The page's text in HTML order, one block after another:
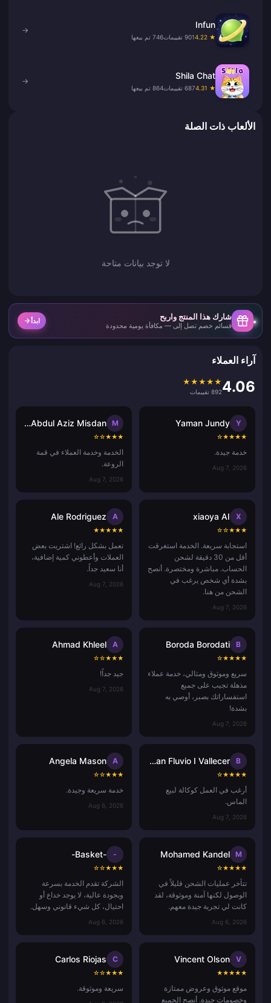
Infun
★ 4.22 901 تقييمات 746 تم بيعها
→
Shila Chat
★ 4.31 687 تقييمات 864 تم بيعها
→
الألعاب ذات الصلة
لا توجد بيانات متاحة
شارك هذا المنتج واربح
قسائم خصم تصل إلى — مكافأة يومية محدودة
ابدأ
آراء العملاء
4.06
★
★
★
★
★
892 تقييمات
Y
Yaman Jundy
★
★
★
★
☆
خدمة جيدة.
Aug 7, 2026
M
Muhammad Abdul Aziz Misdan
★
★
★
☆
☆
الخدمة وخدمة العملاء في قمة
الروعة.
Aug 7, 2026
X
xiaoya AI
★
★
★
☆
☆
استجابة سريعة. الخدمة استغرقت
أقل من 30 دقيقة لشحن
الحساب. مباشرة ومختصرة. أنصح
بشدة أي شخص يرغب في
الشحن من هنا.
Aug 7, 2026
A
Ale Rodriguez
★
★
★
★
★
تعمل بشكل رائع! اشتريت بعض
العملات وأعطوني كمية إضافية،
أنا سعيد جداً.
Aug 7, 2026
B
Boroda Borodati
★
★
★
★
☆
سريع وموثوق ومثالي، خدمة عملاء
مذهلة تجيب على جميع
استفساراتك بصبر، أوصي به
بشدة!
Aug 7, 2026
A
Ahmad Khleel
★
★
★
☆
☆
جيد جداً!
Aug 7, 2026
B
Bryan Fluvio I Vallecer
★
★
★
★
☆
أرغب في العمل كوكالة لبيع
الماس.
Aug 7, 2026
A
Angela Mason
★
★
★
☆
☆
خدمة سريعة وجيدة.
Aug 6, 2026
M
Mohamed Kandel
★
★
★
★
☆
تتأخر عمليات الشحن قليلاً في
الوصول لكنها آمنة وموثوقة، لقد
كانت لي تجربة جيدة معهم.
Aug 6, 2026
-
-Basket-
★
★
★
☆
☆
الشركة تقدم الخدمة بسرعة
وبجودة عالية، لا يوجد خداع أو
احتيال، كل شيء قانوني وسهل.
Aug 6, 2026
V
Vincent Olson
★
★
★
★
★
موقع موثوق وعروض ممتازة
وخصومات جيدة. أنصح الجميع
C
Carlos Riojas
★
★
★
☆
☆
سريعة وموثوقة.